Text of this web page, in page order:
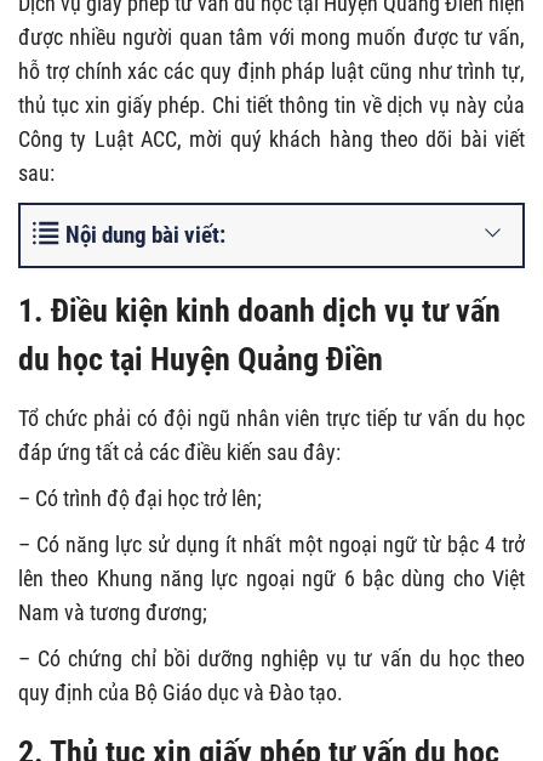
được nhiều người quan tâm với mong muốn được tư vấn,
hỗ trợ chính xác các quy định pháp luật cũng như trình tự,
thủ tục xin giấy phép. Chi tiết thông tin về dịch vụ này của
Công ty Luật ACC, mời quý khách hàng theo dõi bài viết
sau:
Nội dung bài viết:
1. Điều kiện kinh doanh dịch vụ tư vấn
du học tại Huyện Quảng Điền
Tổ chức phải có đội ngũ nhân viên trực tiếp tư vấn du học
đáp ứng tất cả các điều kiến sau đây:
– Có trình độ đại học trở lên;
– Có năng lực sử dụng ít nhất một ngoại ngữ từ bậc 4 trở
lên theo Khung năng lực ngoại ngữ 6 bậc dùng cho Việt
Nam và tương đương;
– Có chứng chỉ bồi dưỡng nghiệp vụ tư vấn du học theo
quy định của Bộ Giáo dục và Đào tạo.
2. Thủ tục xin giấy phép tư vấn du học